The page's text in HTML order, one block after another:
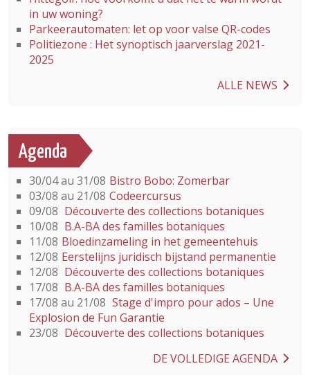
in uw woning?
Parkeerautomaten: let op voor valse QR-codes
Politiezone : Het synoptisch jaarverslag 2021-
2025
ALLE NEWS
Agenda
30/04 au 31/08 Bistro Bobo: Zomerbar
03/08 au 21/08 Codeercursus
09/08 Découverte des collections botaniques
10/08 B.A-BA des familles botaniques
11/08 Bloedinzameling in het gemeentehuis
12/08 Eerstelijns juridisch bijstand permanentie
12/08 Découverte des collections botaniques
17/08 B.A-BA des familles botaniques
17/08 au 21/08 Stage d'impro pour ados – Une
Explosion de Fun Garantie
23/08 Découverte des collections botaniques
DE VOLLEDIGE AGENDA